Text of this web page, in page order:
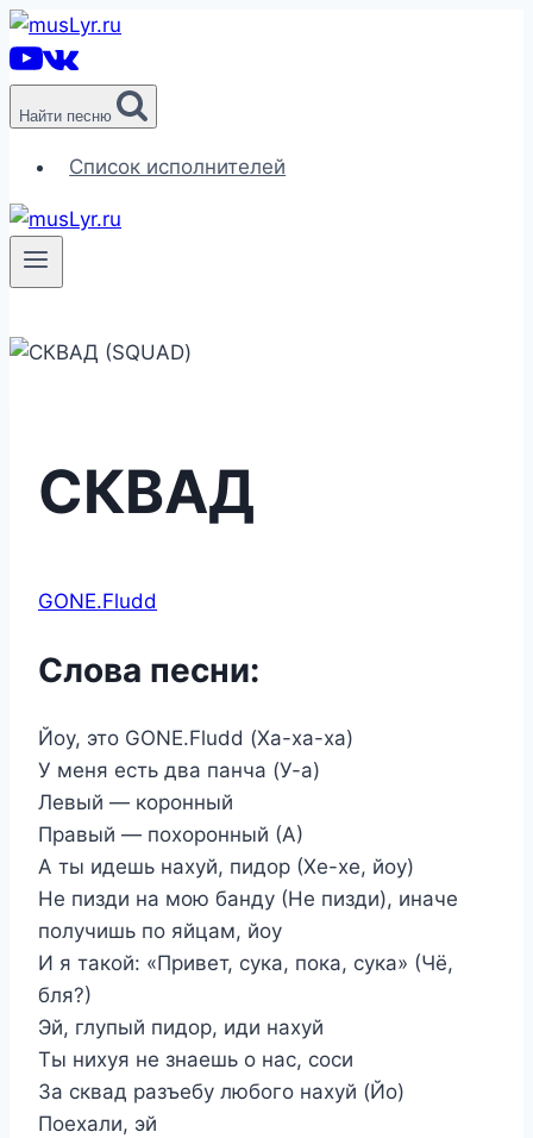
Перейти
к
содержимому
Найти песню
Список исполнителей
СКВАД
GONE.Fludd
Слова песни:
Йоу, это GONE.Fludd (Ха-ха-ха)
У меня есть два панча (У-а)
Левый — коронный
Правый — похоронный (А)
А ты идешь нахуй, пидор (Хе-хе, йоу)
Не пизди на мою банду (Не пизди), иначе
получишь по яйцам, йоу
И я такой: «Привет, сука, пока, сука» (Чё,
бля?)
Эй, глупый пидор, иди нахуй
Ты нихуя не знаешь о нас, соси
За сквад разъебу любого нахуй (Йо)
Поехали, эй